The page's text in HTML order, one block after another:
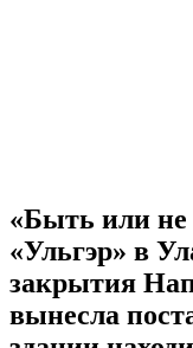
«Быть или не
«Ульгэр» в
закрытия
вынесла